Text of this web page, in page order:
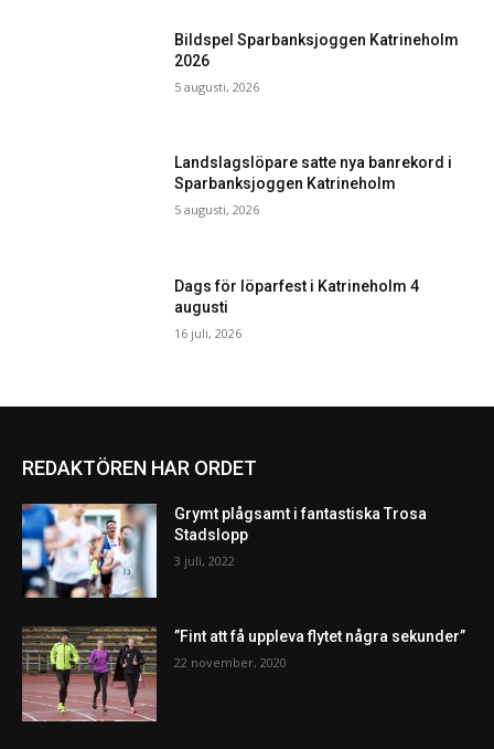
Bildspel Sparbanksjoggen Katrineholm
2026
5 augusti, 2026
Landslagslöpare satte nya banrekord i
Sparbanksjoggen Katrineholm
5 augusti, 2026
Dags för löparfest i Katrineholm 4
augusti
16 juli, 2026
REDAKTÖREN HAR ORDET
Grymt plågsamt i fantastiska Trosa
Stadslopp
3 juli, 2022
”Fint att få uppleva flytet några sekunder”
22 november, 2020